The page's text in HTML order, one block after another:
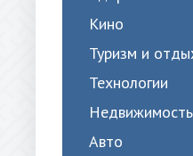
Кино
Туризм и
Технологии
Недвижимость
Авто